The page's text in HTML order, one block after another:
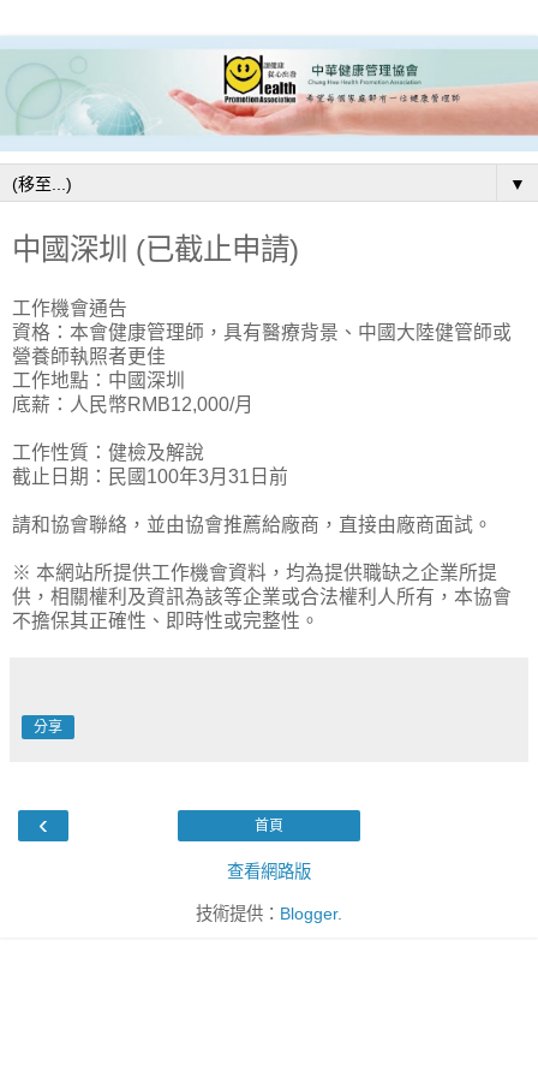
▼
中國深圳 (已截止申請)
工作機會通告
資格：本會健康管理師，具有醫療背景、中國大陸健管師或
營養師執照者更佳
工作地點：中國深圳
底薪：人民幣RMB12,000/月
工作性質：健檢及解說
截止日期：民國100年3月31日前
請和協會聯絡，並由協會推薦給廠商，直接由廠商面試。
※ 本網站所提供工作機會資料，均為提供職缺之企業所提
供，相關權利及資訊為該等企業或合法權利人所有，本協會
不擔保其正確性、即時性或完整性。
分享
‹ 首頁
查看網路版
技術提供： Blogger.